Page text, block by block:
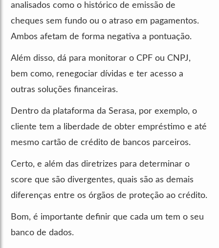
analisados como o histórico de emissão de
cheques sem fundo ou o atraso em pagamentos.
Ambos afetam de forma negativa a pontuação.
Além disso, dá para monitorar o CPF ou CNPJ,
bem como, renegociar dívidas e ter acesso a
outras soluções financeiras.
Dentro da plataforma da Serasa, por exemplo, o
cliente tem a liberdade de obter empréstimo e até
mesmo cartão de crédito de bancos parceiros.
Certo, e além das diretrizes para determinar o
score que são divergentes, quais são as demais
diferenças entre os órgãos de proteção ao crédito.
Bom, é importante definir que cada um tem o seu
banco de dados.